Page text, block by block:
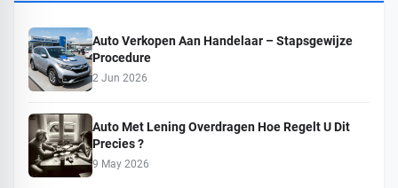
Auto Verkopen Aan Handelaar – Stapsgewijze
Procedure
2 Jun 2026
Auto Met Lening Overdragen Hoe Regelt U Dit
Precies ?
9 May 2026